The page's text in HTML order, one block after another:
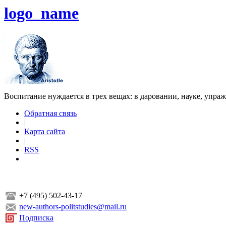
logo_name
Воспитание нуждается в трех вещах: в даровании, науке,
Обратная связь
|
Карта сайта
|
RSS
+7 (495) 502-43-17
new-authors-politstudies@mail.ru
Подписка